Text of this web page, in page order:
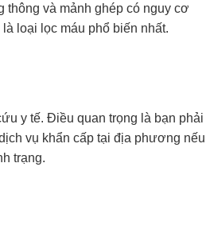
và mảnh ghép có nguy cơ
loại lọc máu phổ biến nhất.
y tế. Điều quan trọng là bạn phải
vụ khẩn cấp tại địa phương nếu
trạng.